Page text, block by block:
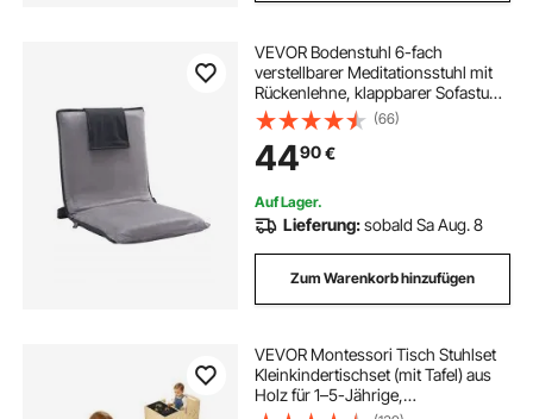
VEVOR Bodenstuhl 6-fach
verstellbarer Meditationsstuhl mit
Rückenlehne, klappbarer Sofastuhl
zum Lesen, Fernsehen und Spielen,
tragbarer Bodensitz, Lounge-
Sofastuhl, für Erwachsene,
Jugendliche grau
(66)
4490€
Auf Lager.
Lieferung:sobald Sa Aug. 8
Zum Warenkorb hinzufügen
VEVOR Montessori Tisch Stuhlset
Kleinkindertischset (mit Tafel) aus
Holz für 1–5-Jährige,
höhenverstellbarer Kinderstuhl